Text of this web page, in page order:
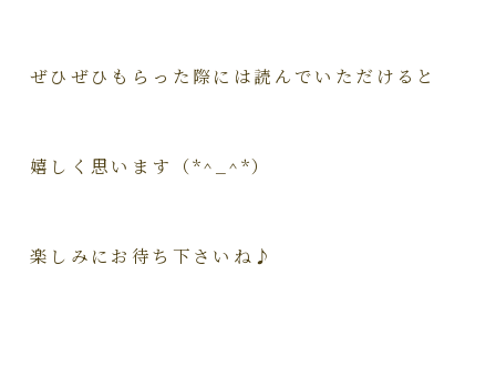
ぜひぜひもらった際には読んでいただけると
嬉しく思います（*^_^*）
楽しみにお待ち下さいね♪